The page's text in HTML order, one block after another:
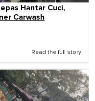
Hantar Cuci,
Carwash
Read the full story